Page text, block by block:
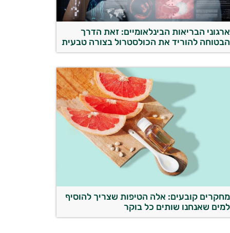
ארגוני הבריאות הבינלאומיים: זאת הדרך
הבטוחה להוריד את הכולסטרול בצורה טבעית
מחקרים קובעים: אלה הטיפות שצריך להוסיף
למים שאנחנו שותים כל בוקר